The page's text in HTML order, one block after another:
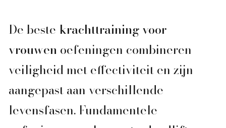
De beste krachttraining voor
vrouwen oefeningen combineren
veiligheid met effectiviteit en zijn
aangepast aan verschillende
levensfasen. Fundamentele